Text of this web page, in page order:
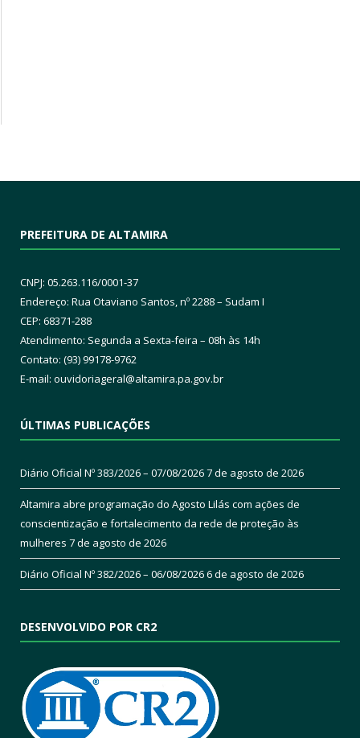
PREFEITURA DE ALTAMIRA
CNPJ: 05.263.116/0001-37
Endereço: Rua Otaviano Santos, nº 2288 – Sudam I
CEP: 68371-288
Atendimento: Segunda a Sexta-feira – 08h às 14h
Contato: (93) 99178-9762
E-mail: ouvidoriageral@altamira.pa.gov.br
ÚLTIMAS PUBLICAÇÕES
Diário Oficial Nº 383/2026 – 07/08/20267 de agosto de 2026
Altamira abre programação do Agosto Lilás com ações de
conscientização e fortalecimento da rede de proteção às
mulheres 7 de agosto de 2026
Diário Oficial Nº 382/2026 – 06/08/20266 de agosto de 2026
DESENVOLVIDO POR CR2